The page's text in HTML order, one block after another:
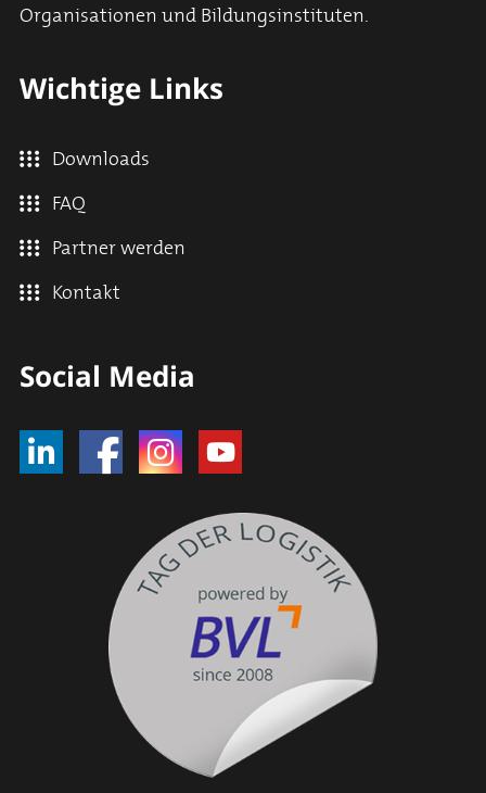
Organisationen und Bildungsinstituten.
Wichtige Links
Downloads
FAQ
Partner werden
Kontakt
Social Media